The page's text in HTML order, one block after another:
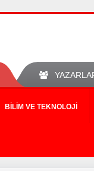
BILIM VE TEKNOLOJI